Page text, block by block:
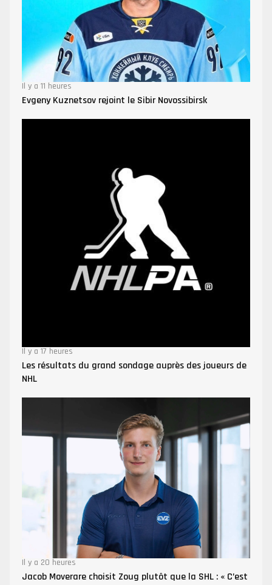
Il y a 11 heures
Evgeny Kuznetsov rejoint le Sibir Novossibirsk
Il y a 17 heures
Les résultats du grand sondage auprès des joueurs de
NHL
Il y a 20 heures
Jacob Moverare choisit Zoug plutôt que la SHL : « C’est